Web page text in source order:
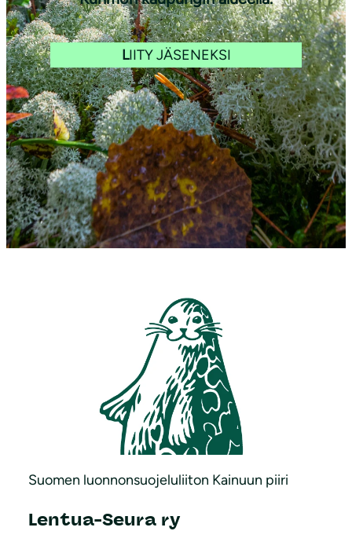
LIITY JÄSENEKSI
Suomen luonnonsuojeluliiton Kainuun piiri
Lentua-Seura ry